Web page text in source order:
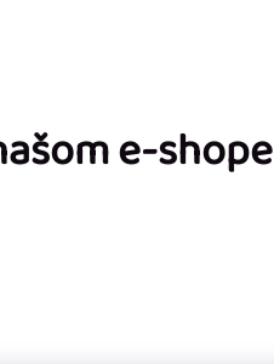
e-shope